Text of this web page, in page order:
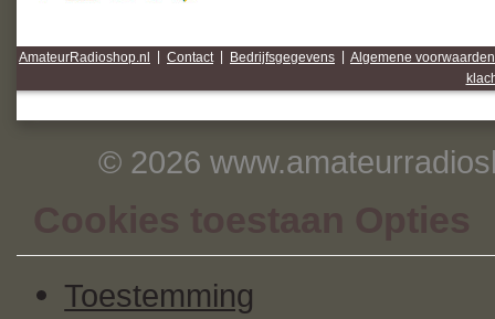
AmateurRadioshop.nl Contact Bedrijfsgegevens
Algemene voorwaarden
© 2026
Cookies toestaan Opties
Toestemming